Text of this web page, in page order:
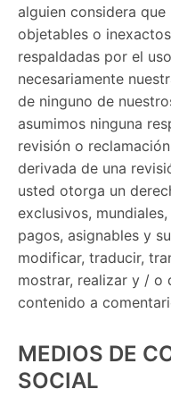
alguien considera
objetables o
respaldadas por el
necesariamente
de ninguno de
asumimos ninguna
revisión o
derivada de una
usted otorga un
exclusivos,
pagos, asignables y
modificar, traducir,
mostrar, realizar y / o
contenido a
MEDIOS DE
SOCIAL